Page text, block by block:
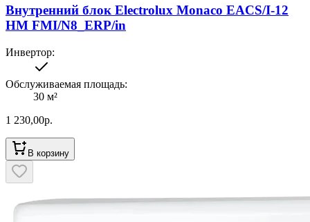
Внутренний блок Electrolux Monaco EACS/I-12
HM FMI/N8_ERP/in
Инвертор:
Обслуживаемая площадь:
30 м²
1 230,00р.
В корзину